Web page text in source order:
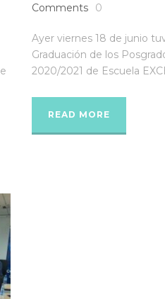
Comments
0
Ayer viernes 18 de junio
Graduación de los
2020/2021 de Escuela
READ MORE